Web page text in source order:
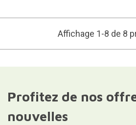
Affichage 1-8 de 8
Profitez de nos
nouvelles